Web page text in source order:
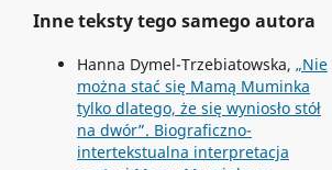
Inne teksty tego samego autora
Hanna Dymel-Trzebiatowska, „Nie
można stać się Mamą Muminka
tylko dlatego, że się wyniosło stół
na dwór”. Biograficzno-
intertekstualna interpretacja